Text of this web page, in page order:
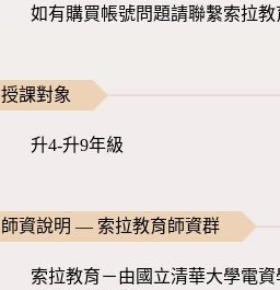
如有購買帳號問題請聯繫索拉
授課對象
升4-升9年級
師資說明 — 索拉教育師資群
索拉教育－由國立清華大學電